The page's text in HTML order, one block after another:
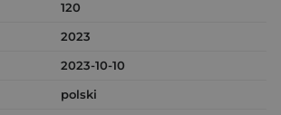
120
2023
2023-10-10
polski